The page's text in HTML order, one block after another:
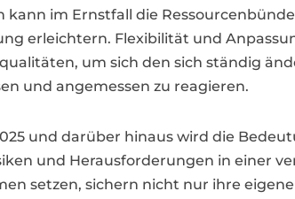
kann im Ernstfall die
erleichtern. Flexibilität und
um sich den sich ständig
und angemessen zu reagieren.
und darüber hinaus wird die
und Herausforderungen in einer
setzen, sichern nicht nur ihre